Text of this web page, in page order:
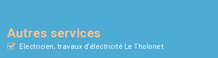
Autres services
Electricien, travaux d'électricité Le Tholonet